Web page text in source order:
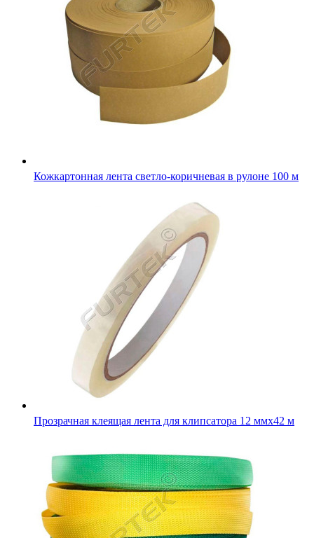
Прозрачная клеящая лента для клипсатора 12 ммх42 м
Стропа усиленная для пошива одежды